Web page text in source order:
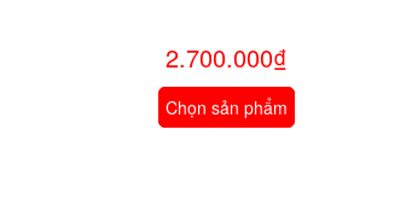
2.700.000₫
Chọn sản phẩm